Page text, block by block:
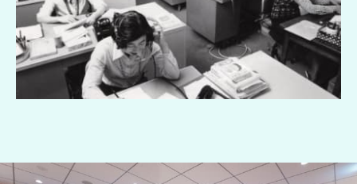
っ
て
き
ま
10